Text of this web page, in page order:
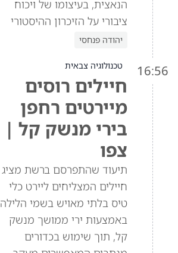
הנאצית, בעיצומו של ויכוח
ציבורי על הזיכרון ההיסטורי
יהודה פנחסי
16:56 טכנולוגיה צבאית
חיילים רוסים
מיירטים רחפן
בירי מנשק קל |
צפו
תיעוד שהתפרסם ברשת מציג
חיילים המצליחים ליירט כלי
טיס בלתי מאויש בשמי הלילה
באמצעות ירי ממושך מנשק
קל, תוך שימוש בכדורים